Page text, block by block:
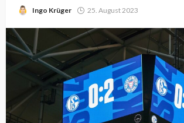
Ingo Krüger 25. August 2023